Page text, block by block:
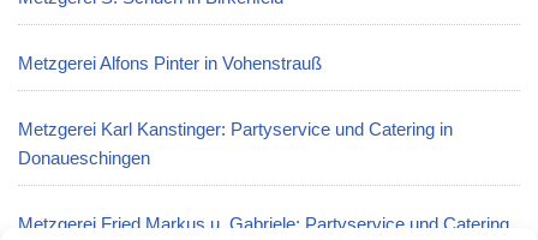
Metzgerei Alfons Pinter in Vohenstrauß
Metzgerei Karl Kanstinger: Partyservice und Catering in
Donaueschingen
Metzgerei Fried Markus u. Gabriele: Partyservice und Catering